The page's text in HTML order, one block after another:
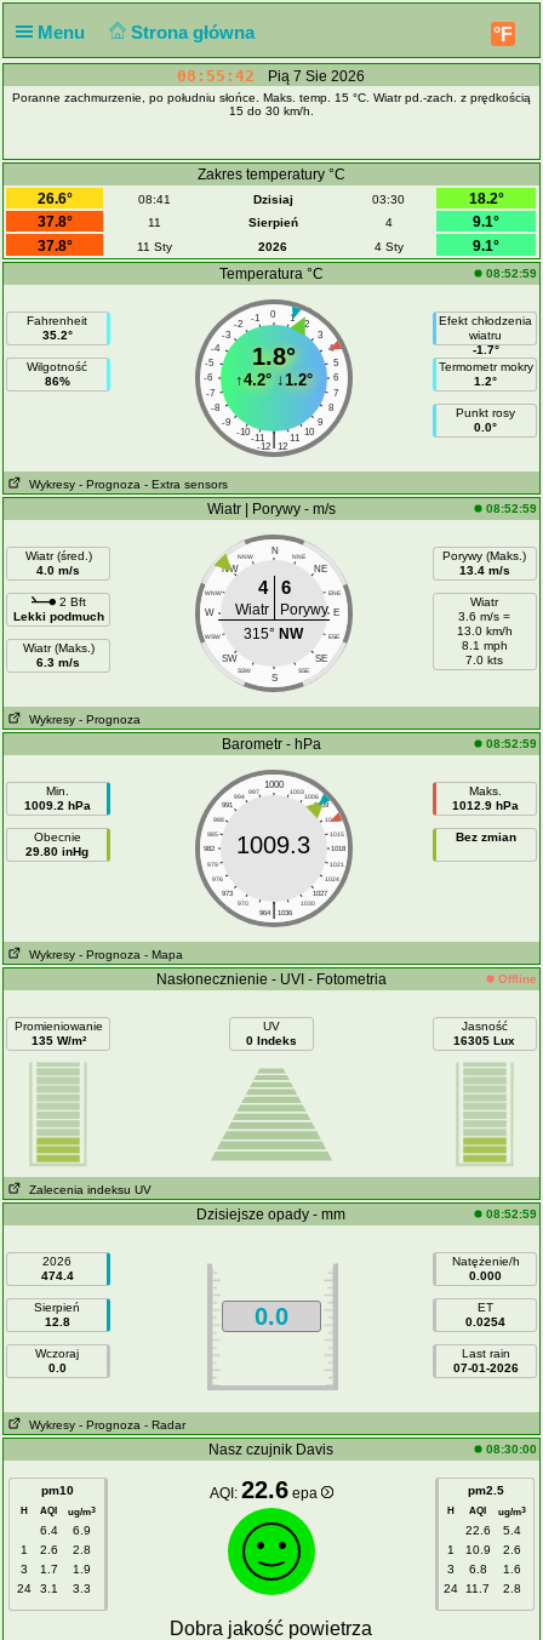
Menu Strona główna °F
08:55:43 Pią 7 Sie 2026
Poranne zachmurzenie, po południu słońce. Maks. temp. 15 °C. Wiatr pd.-zach. z prędkością
15 do 30 km/h.
Zakres temperatury °C
26.6°
08:41 Dzisiaj 03:30
18.2°
37.8°
11 Sierpień 4
9.1°
37.8°
11 Sty 2026 4 Sty
9.1°
Temperatura °C
08:52:59
Fahrenheit
35.2°
Wilgotność
86%
0
-1 1
-2
2
-3
3
-4
4
-5
5
-6
6
-7
7
-8
8
-9
9
-10
10
-11 11
|
-12 12
1.8°
↑4.2°↓1.2°
Efekt chłodzenia
wiatru
-1.7°
Termometr mokry
1.2°
Punkt rosy
0.0°
Wykresy - Prognoza - Extra sensors
Wiatr | Porywy - m/s 08:52:59
Wiatr (śred.)
4.0 m/s
2 Bft
Lekki podmuch
Wiatr (Maks.)
6.3 m/s
N
NNW NNE
NW NE
WNW ENE
W E
WSW ESE
SW SE
SSW SSE
S
4 6
Wiatr
Porywy
315° NW
Porywy (Maks.)
13.4 m/s
Wiatr
3.6 m/s =
13.0 km/h
8.1 mph
7.0 kts
Wykresy - Prognoza
Barometr - hPa 08:52:59
Min.
1009.2 hPa
Obecnie
29.80 inHg
1000
997 1003
994
1006
991
1009
988
1012
985
1015
982
1018
979
1021
976
1024
973
1027
970
1030
|
964 1036
1009.3
Maks.
1012.9 hPa
Bez zmian
Wykresy - Prognoza - Mapa
Nasłonecznienie - UVI - Fotometria Offline
Promieniowanie
135 W/m²
UV
0 Indeks
Jasność
16305 Lux
Zalecenia indeksu UV
Dzisiejsze opady - mm 08:52:59
2026
474.4
Sierpień
12.8
Wczoraj
0.0
0.0
Natężenie/h
0.000
ET
0.0254
Last rain
07-01-2026
Wykresy - Prognoza - Radar
Nasz czujnik Davis 08:30:00
pm10
H AQI ug/m3
6.4
6.9
1
2.6
2.8
3
1.7
1.9
24
3.1 3.3
AQI: 22.6 epa pm2.5
H AQI ug/m3
22.6
5.4
1
10.9
2.6
3
6.8
1.6
24
11.7 2.8
Dobra jakość powietrza